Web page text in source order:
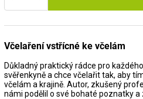
Včelaření vstřícné ke včelám
Důkladný praktický rádce pro
svěřenkyně a chce včelařit tak, aby
včelám a krajině. Autor, zkušený
námi podělil o své bohaté poznatky